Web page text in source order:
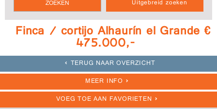
Uitgebreid zoeken
Finca / cortijo Alhaurín el Grande €
475.000,-
TERUG NAAR OVERZICHT
MEER INFO
VOEG TOE AAN FAVORIETEN